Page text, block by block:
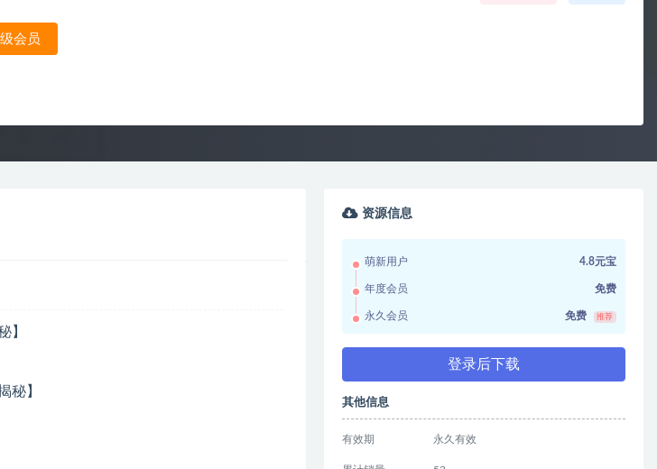
会员
】
资源信息
萌新用户 4.8元宝
年度会员 免费
永久会员 免费 推荐
登录后下载
其他信息
有效期 永久有效